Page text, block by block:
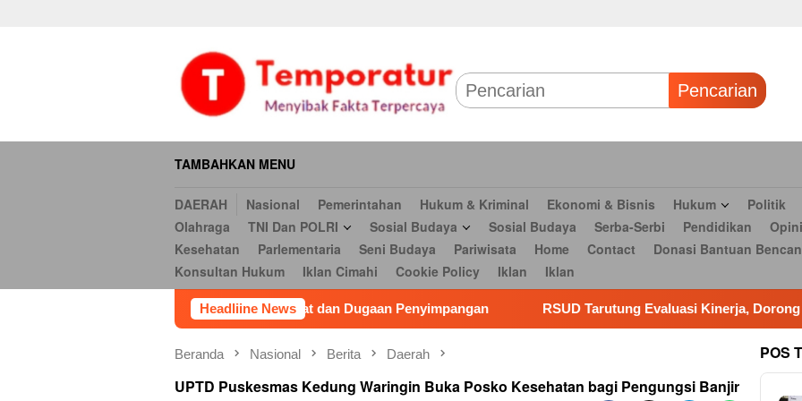
Pencarian
TAMBAHKAN MENU
DAERAH Nasional Pemerintahan Hukum & Kriminal Ekonomi & Bisnis Hukum Politik
Olahraga
TNI Dan POLRI Sosial Budaya Sosial Budaya Serba-Serbi Pendidikan Opini
Kesehatan
Parlementaria Seni Budaya Pariwisata Home Contact
Donasi Bantuan
Konsultan Hukum
Iklan Cimahi Cookie Policy Iklan Iklan
Headliine News
Pertanyakan Manfaat dan Dugaan Penyimpangan RSUD Tarutung Evaluasi Kinerja, Dorong Inovasi dan
Beranda Nasional Berita Daerah
UPTD Puskesmas Kedung Waringin Buka Posko Kesehatan bagi Pengungsi Banjir
POS
Religi
Cookie Policy Iklan Iklan